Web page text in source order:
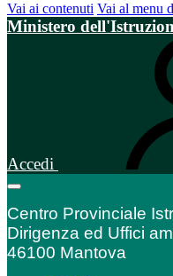
Vai ai contenuti Vai al menu
Ministero
Accedi
Centro Provinciale
Dirigenza ed Uffici
46100 Mantova